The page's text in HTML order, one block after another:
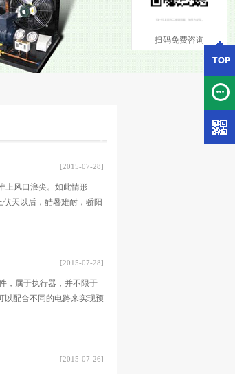
扫码免费咨询
[2015-07-28]
上风口浪尖。如此情形
天以后，酷暑难耐，骄阳
[2015-07-28]
，属于执行器，并不限于
以配合不同的电路来实现预
[2015-07-26]